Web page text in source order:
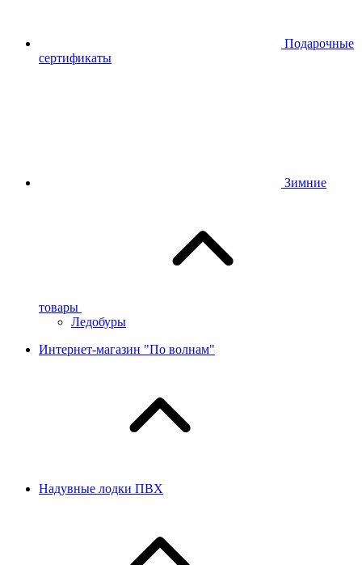
Подарочные
сертификаты
Зимние
товары
Ледобуры
Интернет-магазин "По волнам"
Надувные лодки ПВХ